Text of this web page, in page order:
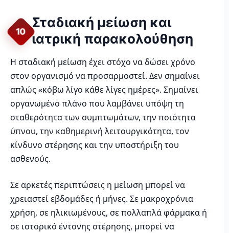
10
Σταδιακή μείωση και
ιατρική παρακολούθηση
Η σταδιακή μείωση έχει στόχο να δώσει χρόνο
στον οργανισμό να προσαρμοστεί. Δεν σημαίνει
απλώς «κόβω λίγο κάθε λίγες ημέρες». Σημαίνει
οργανωμένο πλάνο που λαμβάνει υπόψη τη
σταθερότητα των συμπτωμάτων, την ποιότητα
ύπνου, την καθημερινή λειτουργικότητα, τον
κίνδυνο στέρησης και την υποστήριξη του
ασθενούς.
Σε αρκετές περιπτώσεις η μείωση μπορεί να
χρειαστεί εβδομάδες ή μήνες. Σε μακροχρόνια
χρήση, σε ηλικιωμένους, σε πολλαπλά φάρμακα ή
σε ιστορικό έντονης στέρησης, μπορεί να